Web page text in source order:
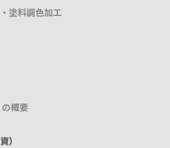
塗料調色加工
概要
）